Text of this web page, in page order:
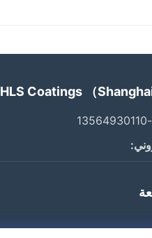
HLS Coatings （